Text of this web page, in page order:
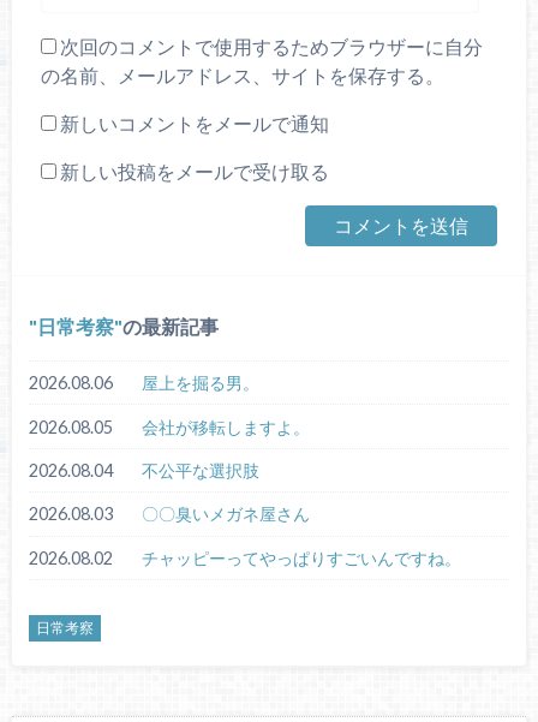
次回のコメントで使用するためブラウザーに自分
の名前、メールアドレス、サイトを保存する。
新しいコメントをメールで通知
新しい投稿をメールで受け取る
日常考察 の最新記事
2026.08.06 屋上を掘る男。
2026.08.05 会社が移転しますよ。
2026.08.04 不公平な選択肢
2026.08.03 〇〇臭いメガネ屋さん
2026.08.02 チャッピーってやっぱりすごいんですね。
日常考察